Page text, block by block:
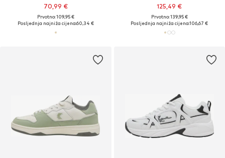
70,99 €
Prvotno: 109,95 €
Posljednja najniža cijena:60,34 €
125,49 €
Prvotno: 139,95 €
Posljednja najniža cijena:106,67 €